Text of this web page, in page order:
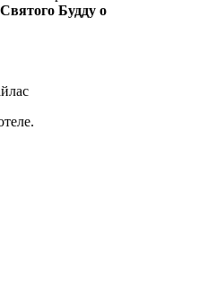
Будду о